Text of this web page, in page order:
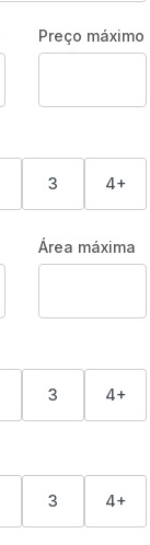
Preço máximo
3 4+
Área máxima
3 4+
3 4+